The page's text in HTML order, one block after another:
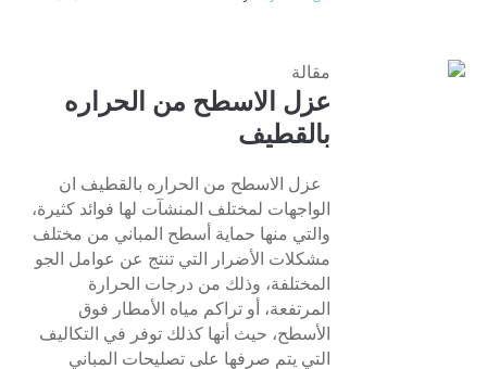
مقالة
عزل الاسطح من الحراره
بالقطيف
عزل الاسطح من الحراره بالقطيف ان
الواجهات لمختلف المنشآت لها فوائد كثيرة،
والتي منها حماية أسطح المباني من مختلف
مشكلات الأضرار التي تنتج عن عوامل الجو
المختلفة، وذلك من درجات الحرارة
المرتفعة، أو تراكم مياه الأمطار فوق
الأسطح، حيث أنها كذلك توفر في التكاليف
التي يتم صرفها على تصليحات المباني